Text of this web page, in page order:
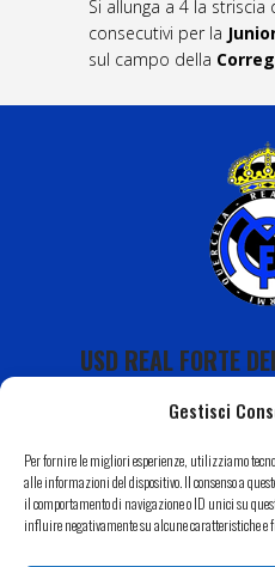
Gestisci
Per fornire le migliori esperienze, utilizziamo
alle informazioni del dispositivo. Il consenso a
il comportamento di navigazione o ID unici su
influire negativamente su alcune caratteristiche e
Si allunga a 4 la striscia
consecutivi per la
sul campo della
USD REAL FORTE